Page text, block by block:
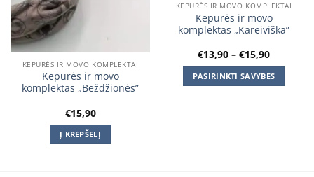
KEPURĖS IR MOVO KOMPLEKTAI
Kepurės ir movo
komplektas „Beždžionės”
€15,90
Į KREPŠELĮ
KEPURĖS IR MOVO KOMPLEKTAI
Kepurės ir movo
komplektas „Kareiviška”
€13,90 – €15,90Price
€13,90
through
€15,90
PASIRINKTI SAVYBES